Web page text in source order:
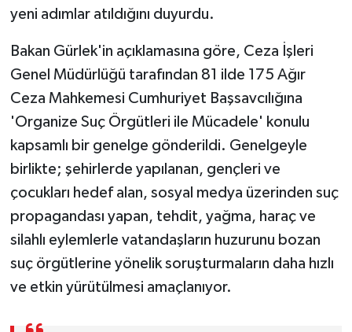
yeni adımlar atıldığını duyurdu.
Bakan Gürlek'in açıklamasına göre, Ceza İşleri
Genel Müdürlüğü tarafından 81 ilde 175 Ağır
Ceza Mahkemesi Cumhuriyet Başsavcılığına
'Organize Suç Örgütleri ile Mücadele' konulu
kapsamlı bir genelge gönderildi. Genelgeyle
birlikte; şehirlerde yapılanan, gençleri ve
çocukları hedef alan, sosyal medya üzerinden suç
propagandası yapan, tehdit, yağma, haraç ve
silahlı eylemlerle vatandaşların huzurunu bozan
suç örgütlerine yönelik soruşturmaların daha hızlı
ve etkin yürütülmesi amaçlanıyor.